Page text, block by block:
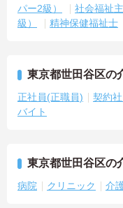
パー2級）
社会福祉
級）
精神保健福祉士
東京都世田谷区の
正社員(正職員) 契約
バイト
東京都世田谷区の
病院 クリニック 介